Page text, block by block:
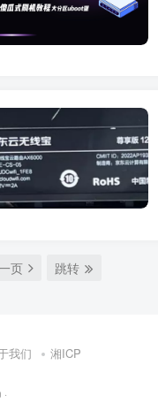
页 跳转
我们
湘ICP
·